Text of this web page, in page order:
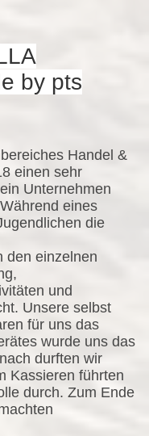
by pts
Handel &
einen sehr
Unternehmen
eines
die
den einzelnen
und
Unsere selbst
für uns das
wurde uns das
durften wir
Kassieren führten
durch. Zum Ende